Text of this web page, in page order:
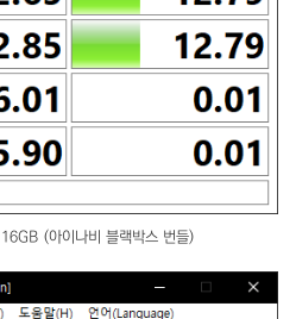
(아이나비 블랙박스 번들)